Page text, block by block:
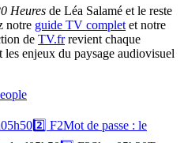
Heures de Léa Salamé et le reste
notre guide TV complet et notre
de TV.frrevient chaque
les enjeux du paysage audiovisuel
05h502️⃣ F2Mot de passe : le